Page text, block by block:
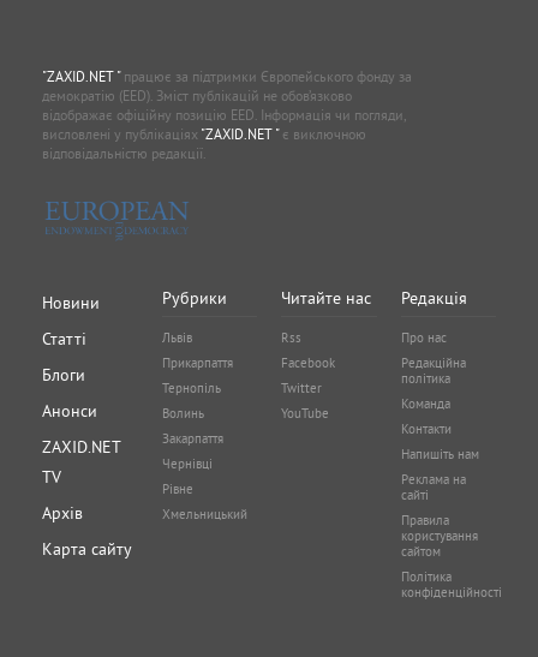
"ZAXID.NET "працює за підтримки Європейського фонду за
демократію (EED). Зміст публікацій не обов’язково
відображає офіційну позицію EED. Інформація чи погляди,
висловлені у публікаціях "ZAXID.NET "є виключною
відповідальністю редакції.
Новини
Статті
Блоги
Анонси
ZAXID.NET
TV
Архів
Карта сайту
Рубрики
Львів
Прикарпаття
Тернопіль
Волинь
Закарпаття
Чернівці
Рівне
Хмельницький
Читайте нас
Rss
Facebook
Twitter
YouTube
Редакція
Про нас
Редакційна
політика
Команда
Контакти
Напишіть нам
Реклама на
сайті
Правила
користування
сайтом
Політика
конфіденційності